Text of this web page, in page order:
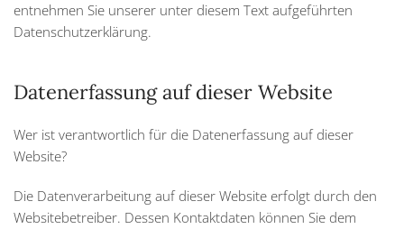
entnehmen Sie unserer unter diesem Text aufgeführten
Datenschutzerklärung.
Datenerfassung auf dieser Website
Wer ist verantwortlich für die Datenerfassung auf dieser
Website?
Die Datenverarbeitung auf dieser Website erfolgt durch den
Websitebetreiber. Dessen Kontaktdaten können Sie dem